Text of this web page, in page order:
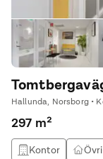
Hallunda, Norsborg •
297 m²
Kontor